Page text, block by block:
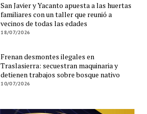
San Javier y Yacanto apuesta a las huertas
familiares con un taller que reunió a
vecinos de todas las edades
18/07/2026
Frenan desmontes ilegales en
Traslasierra: secuestran maquinaria y
detienen trabajos sobre bosque nativo
10/07/2026